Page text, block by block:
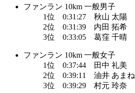
ファンラン 10km 一般男子
1位 0:31:27 秋山 太陽
2位 0:31:39 内田 拓希
3位 0:33:05 葛窪 千晴
ファンラン 10km 一般女子
1位 0:37:44 田中 礼美
2位 0:39:11 油井 あまね
3位 0:39:29 村元 玲奈